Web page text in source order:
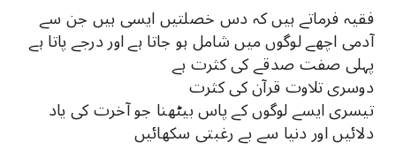
فقیہ فرماتے ہیں کہ دس خصلتیں ایسی ہیں جن سے
آدمی اچھے لوگوں میں شامل ہو جاتا ہے اور درجے پاتا ہے
پہلی صفت صدقے کی کثرت ہے
دوسری تلاوت قرآن کی کثرت
تیسری ایسے لوگوں کے پاس بیٹھنا جو آخرت کی یاد
دلائیں اور دنیا سے بے رغبتی سکھائیں